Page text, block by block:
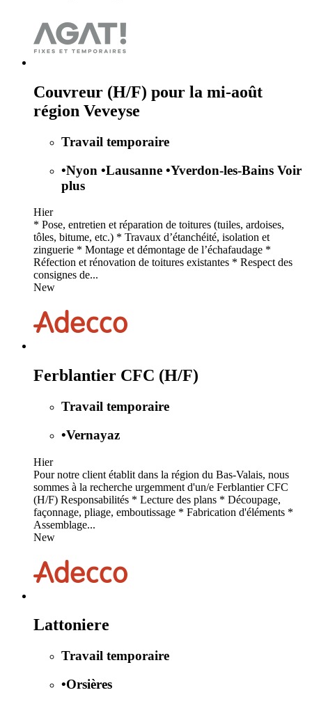
Couvreur (H/F) pour la mi-août
région Veveyse
Travail temporaire
•Nyon •Lausanne •Yverdon-les-Bains Voir
plus
Hier
* Pose, entretien et réparation de toitures (tuiles, ardoises,
tôles, bitume, etc.) * Travaux d’étanchéité, isolation et
zinguerie * Montage et démontage de l’échafaudage *
Réfection et rénovation de toitures existantes * Respect des
consignes de...
New
Ferblantier CFC (H/F)
Travail temporaire
•Vernayaz
Hier
Pour notre client établit dans la région du Bas-Valais, nous
sommes à la recherche urgemment d'un/e Ferblantier CFC
(H/F) Responsabilités * Lecture des plans * Découpage,
façonnage, pliage, emboutissage * Fabrication d'éléments *
Assemblage...
New
Lattoniere
Travail temporaire
•Orsières